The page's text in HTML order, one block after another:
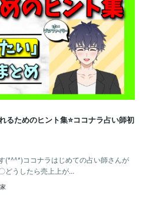
るためのヒント集⭐️ココナラ占い師初
(*^^*)ココナラはじめての占い師さんが
どうしたら売上上が...